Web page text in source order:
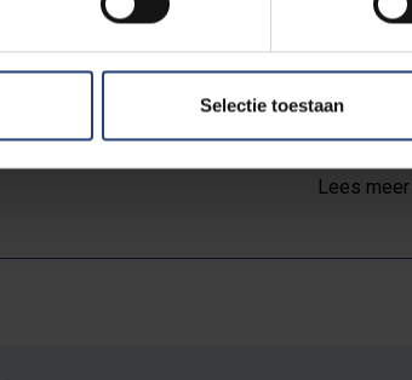
Selectie toestaan
wat zijn de lichtpuntjes van het nieuwe jaar?
Lees